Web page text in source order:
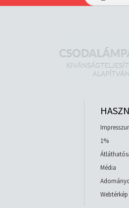
1%
Média
Webtérkép